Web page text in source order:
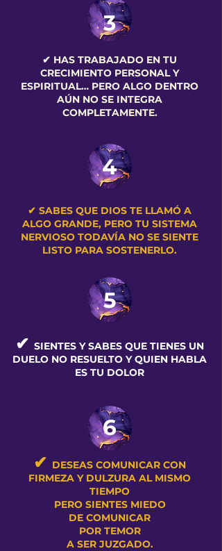
3
✔ HAS TRABAJADO EN TU
CRECIMIENTO PERSONAL Y
ESPIRITUAL… PERO ALGO DENTRO
AÚN NO SE INTEGRA
COMPLETAMENTE.
4
✔ SABES QUE DIOS TE LLAMÓ A
ALGO GRANDE, PERO TU SISTEMA
NERVIOSO TODAVÍA NO SE SIENTE
LISTO PARA SOSTENERLO.
5
✔ SIENTES Y SABES QUE TIENES UN
DUELO NO RESUELTO Y QUIEN HABLA
ES TU DOLOR
6
✔ DESEAS COMUNICAR CON
FIRMEZA Y DULZURA AL MISMO
TIEMPO
PERO SIENTES MIEDO
DE COMUNICAR
POR TEMOR
A SER JUZGADO.